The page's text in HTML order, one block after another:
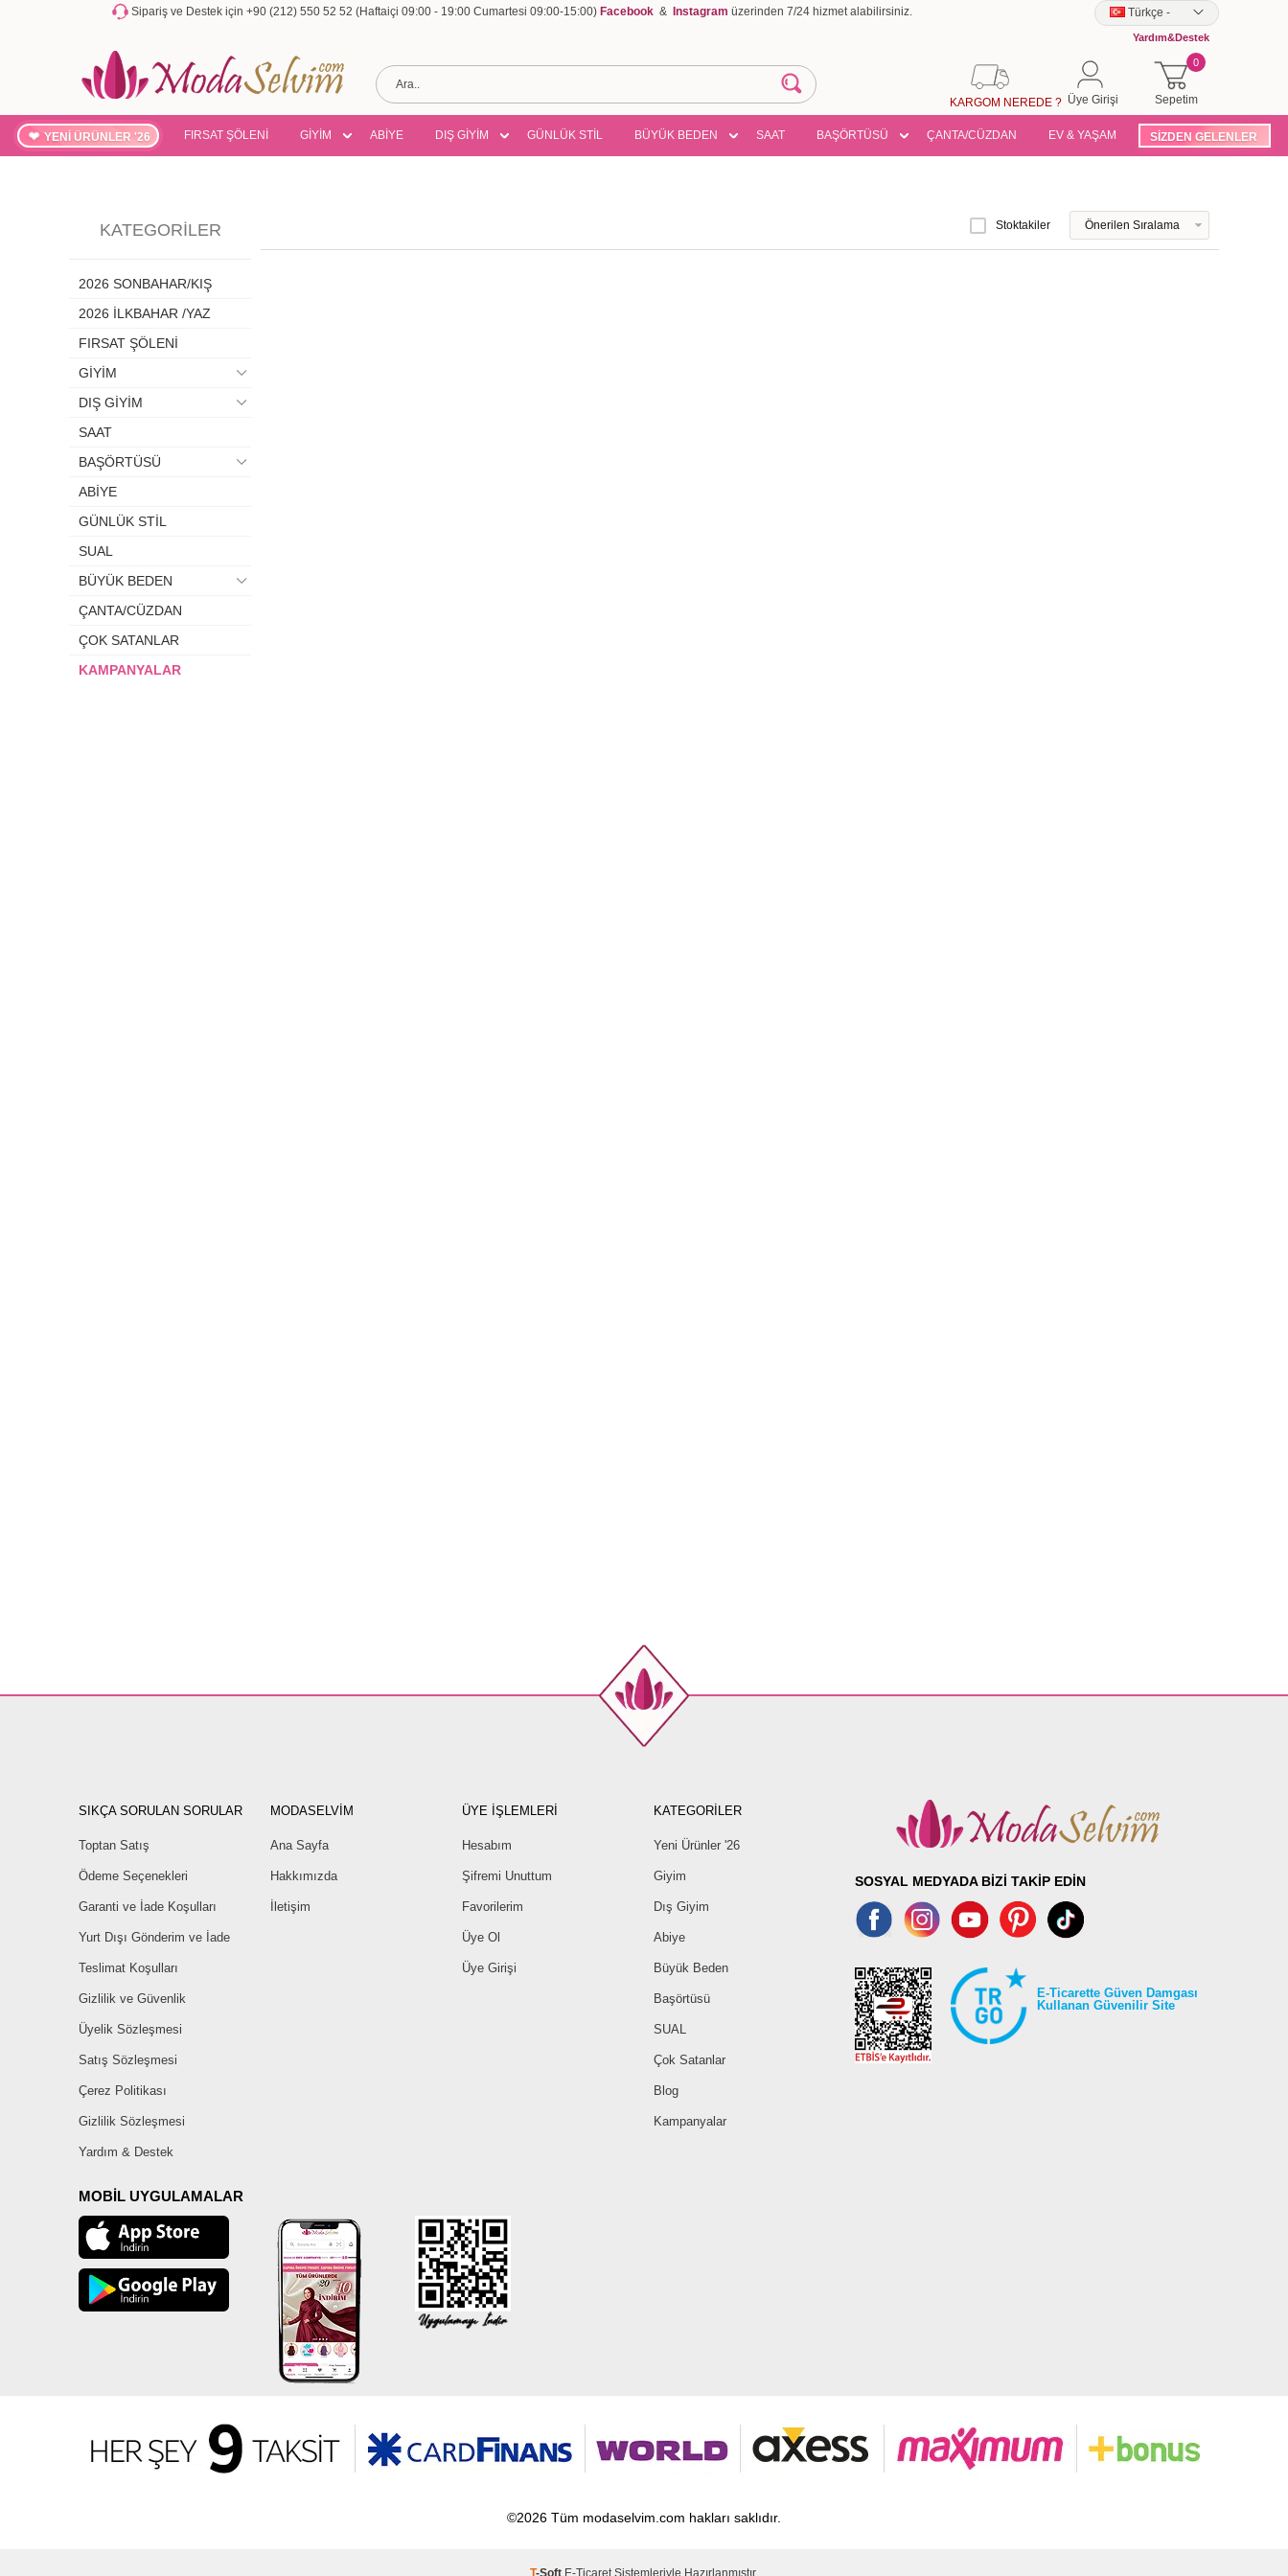
Sipariş ve Destek için +90 (212) 550 52 52 (Haftaiçi 09:00 - 19:00 Cumartesi 09:00-15:00) Facebook & Instagram üzerinden 7/24 hizmet alabilirsiniz. Türkçe -
Yardım&Destek
Sepetim
0
Üye Girişi
KARGOM NEREDE ?
YENİ ÜRÜNLER '26 FIRSAT ŞÖLENİ GİYİM ABİYE DIŞ GİYİM GÜNLÜK STİL BÜYÜK BEDEN SAAT BAŞÖRTÜSÜ ÇANTA/CÜZDAN EV & YAŞAM SİZDEN GELENLER
KATEGORILER
2026 SONBAHAR/KIŞ
2026 İLKBAHAR /YAZ
FIRSAT ŞÖLENİ
GİYİM
DIŞ GİYİM
SAAT
BAŞÖRTÜSÜ
ABİYE
GÜNLÜK STİL
SUAL
BÜYÜK BEDEN
ÇANTA/CÜZDAN
ÇOK SATANLAR
KAMPANYALAR
Stoktakiler
SIKÇA SORULAN SORULAR
Toptan Satış
Ödeme Seçenekleri
Garanti ve İade Koşulları
Yurt Dışı Gönderim ve İade
Teslimat Koşulları
Gizlilik ve Güvenlik
Üyelik Sözleşmesi
Satış Sözleşmesi
Çerez Politikası
Gizlilik Sözleşmesi
Yardım & Destek
MODASELVİM
Ana Sayfa
Hakkımızda
İletişim
ÜYE İŞLEMLERİ
Hesabım
Şifremi Unuttum
Favorilerim
Üye Ol
Üye Girişi
KATEGORİLER
Yeni Ürünler '26
Giyim
Dış Giyim
Abiye
Büyük Beden
Başörtüsü
SUAL
Çok Satanlar
Blog
Kampanyalar
MOBİL UYGULAMALAR
SOSYAL MEDYADA BİZİ TAKİP EDİN
E-Ticarette Güven Damgası
Kullanan Güvenilir Site
©2026 Tüm modaselvim.com hakları saklıdır.
T-Soft E-Ticaret Sistemleriyle Hazırlanmıştır.